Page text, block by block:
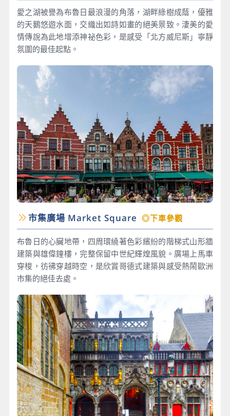
愛之湖被譽為布魯日最浪漫的角落，湖畔綠樹成蔭，優雅
的天鵝悠遊水面，交織出如詩如畫的絕美景致。淒美的愛
情傳說為此地增添神祕色彩，是感受「北方威尼斯」寧靜
氛圍的最佳起點。
市集廣場 Market Square ◎下車參觀
布魯日的心臟地帶，四周環繞著色彩繽紛的階梯式山形牆
建築與雄偉鐘樓，完整保留中世紀輝煌風貌。廣場上馬車
穿梭，彷彿穿越時空，是欣賞哥德式建築與感受熱鬧歐洲
市集的絕佳去處。